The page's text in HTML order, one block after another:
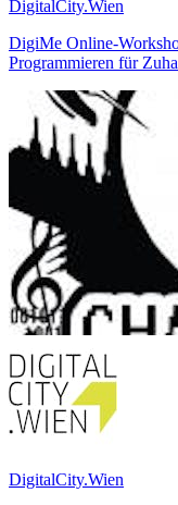
DigitalCity.Wien
DigiMe Online-
Programmieren für
DigitalCity.Wien